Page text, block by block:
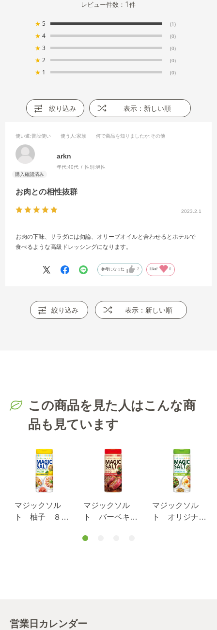
レビュー件数： 1件
★ 5 (1)
★ 4 (0)
★ 3 (0)
★ 2 (0)
★ 1 (0)
絞り込み 表示：新しい順
2023.2.1
お肉との相性抜群
使い道:普段使い 使う人 :家族 何で商品を知りましたか:その他
arkn
年代:40代 性別:男性
お肉の下味、サラダには勿論、オリーブオイルと合わせるとホテルで
食べるような高級ドレッシングになります。
参考になった 2 Like! 0
絞り込み 表示：新しい順
この商品を見た人はこんな商
品も見ています
マジックソル
ト 柚子 ８０
マジックソル
ト バーベキュ
マジックソル
ト オリジナ
営業日カレンダー